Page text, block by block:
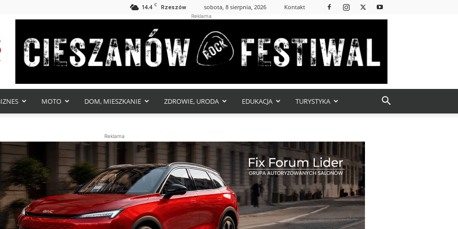
14.4 C Rzeszów sobota, 8 sierpnia, 2026 Kontakt
Reklama
MOTO DOM, MIESZKANIE ZDROWIE, URODA EDUKACJA TURYSTYKA
Reklama